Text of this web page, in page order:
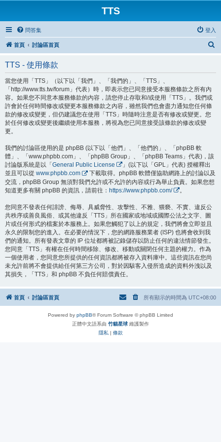
TTS
問答集 登入
首頁 討論區首頁
TTS - 使用條款
當您使用「TTS」（以下以「我們」、「我們的」、「TTS」、
「http://www.tts.tw/forum」代表）時，即表示您已同意接受本服務條款之所有內
容。如果您不同意本服務條款的內容，請您停止存取和/或使用「TTS」。我們或
許會於任何時間修改或變更本服務條款之內容，雖然我們也會盡力通知您任何條
款的修改或變更，但仍建議您在使用「TTS」時隨時注意是否有修改或變更。您
於任何修改或變更後繼續使用本服務，將視為您已同意接受該條款的修改或變
更。
我們的討論區使用的是 phpBB (以下以「他們」、「他們的」、「phpBB 軟
體」、「www.phpbb.com」、「phpBB Group」、「phpBB Teams」代表)，該
討論版系統是以「 General Public License
」(以下以「GPL」代表) 授權釋出
並且可以從 www.phpbb.com
下載取得。phpBB 軟體僅協助網路上的討論以及
交流，phpBB Group 無須對我們允許或不允許的內容或行為舉止負責。如果您想
知道更多有關 phpBB 的資訊，請前往： https://www.phpbb.com/ 。
您同意不發表任何誹謗、侮辱、具威脅性、攻擊性、不雅、猥褻、不實、違反公
共秩序或善良風俗、或其他違反「TTS」所在國家或地域或國際公法之文字、圖
片或任何形式的檔案於本服務上。如果您觸犯了以上的規定，我們將會立即並且
永久的限制您的進入。在必要的情況下，您的網路服務業者 (ISP) 也將會收到我
們的通知。所有發表文章的 IP 位址都將被記錄儲存以防止任何的違法情節發生。
您同意「TTS」有權在任何時間移除、修改、移動或關閉任何主題的權力。作為
一個使用者，您同意您所提供的任何資訊都將被存入資料庫中。這些資訊在您尚
未允許前將不會提供給任何第三方公司，對於因駭客入侵所造成的資料外洩以及
其損失，「TTS」和 phpBB 不負任何賠償責任。
首頁 討論區首頁 所有顯示的時間為 UTC+08:00
Powered by phpBB® Forum Software © phpBB Limited
正體中文語系由 竹貓星球 維護製作
隱私 | 條款